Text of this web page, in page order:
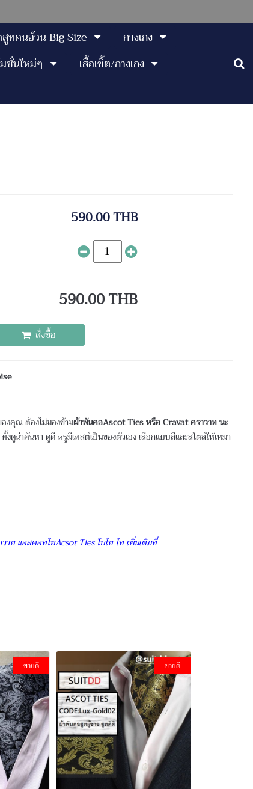
ทคนอ้วน Big Size
กางเกง
ชั่นใหม่ๆ
เสื้อเชิ้ต/กางเกง
590.00 THB
590.00 THB
สั่งซื้อ
งคุณ ต้องไม่มองข้ามผ้าพันคอAscot Ties หรือ Cravat คราวาท นะ
ดูน่าค้นหา ดูดี หรูมีเทสต์เป็นของตัวเอง เลือกแบบสีและสไตล์ให้เหมา
าท แอสคอทไทAcsot Ties โบไท ไท เพิ่มเติมที่
ขายดี ขายดี